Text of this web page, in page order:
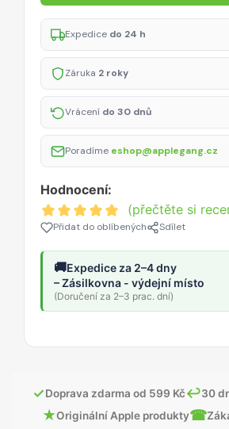
Expedice do 24 h
Záruka 2 roky
Vrácení do 30 dnů
Poradíme eshop@applegang.cz
Hodnocení:
(přečtěte si
Přidat do oblíbených Sdílet
🚚Expedice za 2–4 dny
– Zásilkovna - výdejní místo
(Doručení za 2–3 prac. dní)
✓Doprava zdarma od 599 Kč↩30
★Originální Apple produkty☎